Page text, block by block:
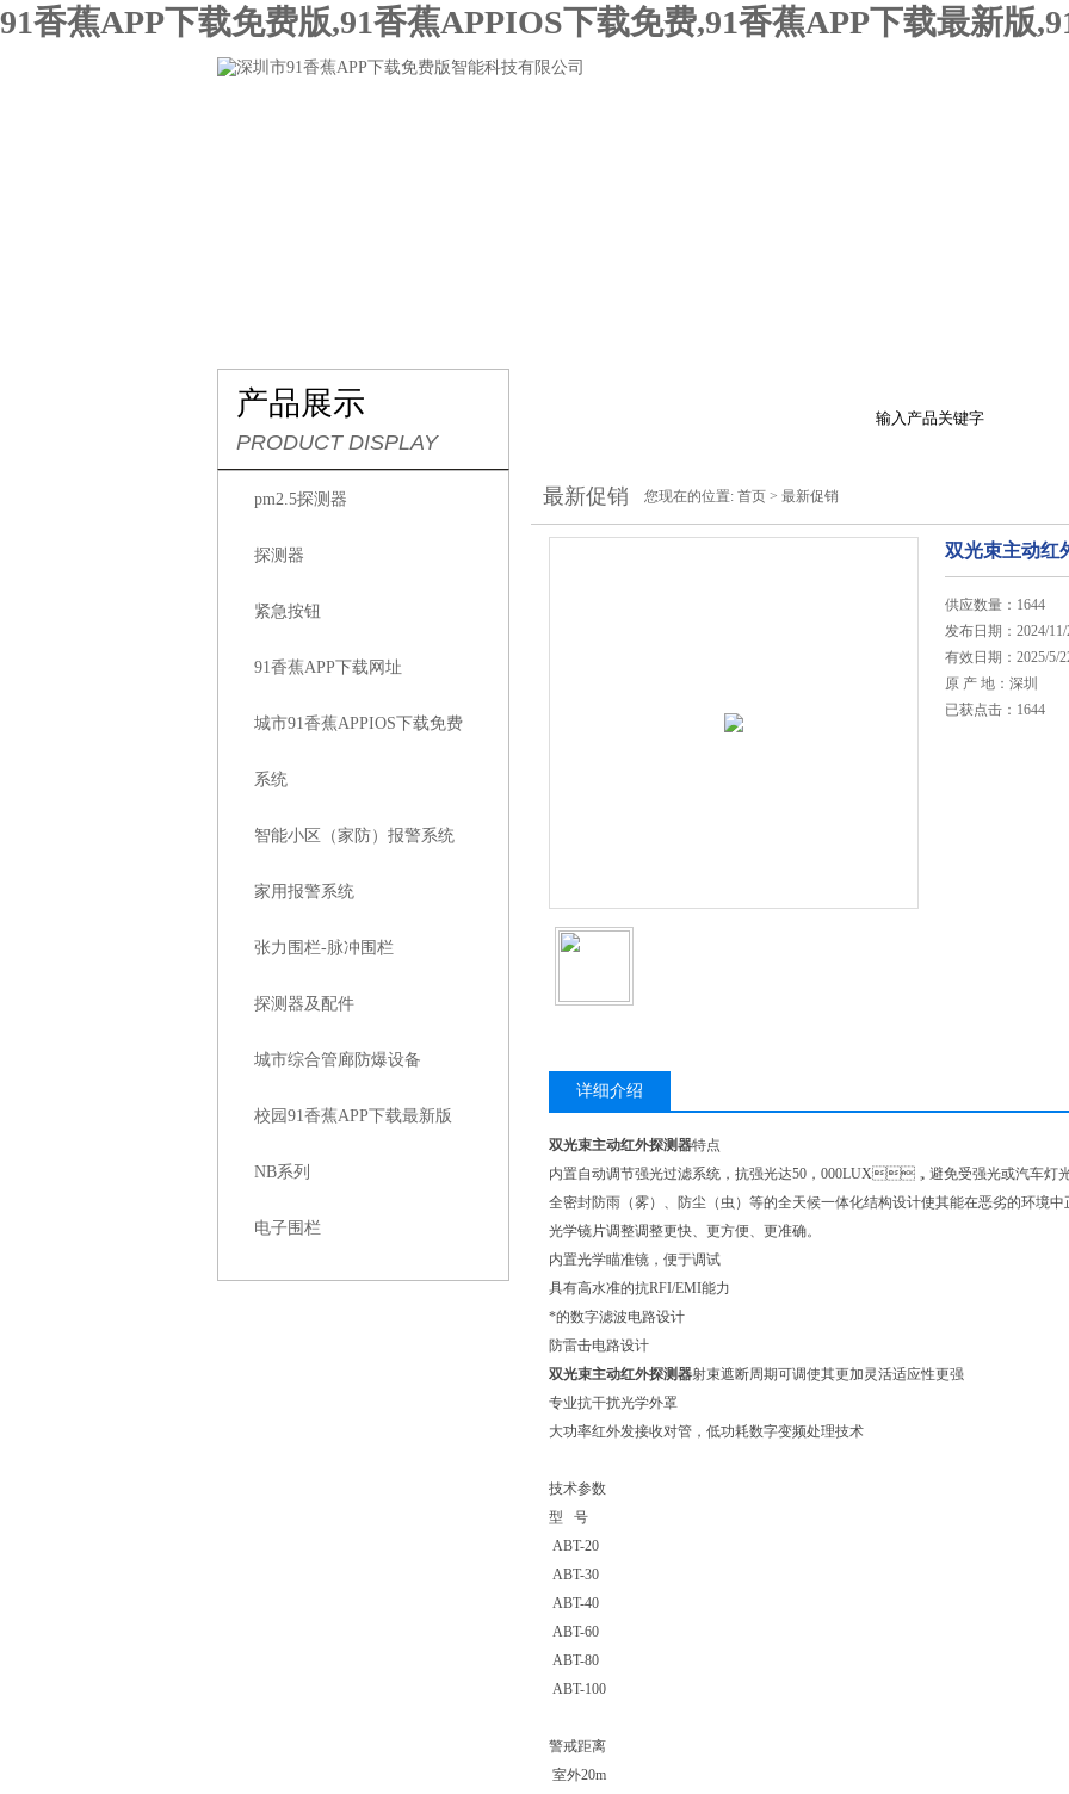
91香蕉APP下载免费版,91香蕉APPIOS下载免费,91香蕉APP下载最新版
产品展示
PRODUCT DISPLAY
pm2.5探测器
探测器
紧急按钮
91香蕉APP下载网址
城市91香蕉APPIOS下载免费
系统
智能小区（家防）报警系统
家用报警系统
张力围栏-脉冲围栏
探测器及配件
城市综合管廊防爆设备
校园91香蕉APP下载最新版
NB系列
电子围栏
最新促销 您现在的位置: 首页 > 最新促销
双光束主动红
供应数量：1644
发布日期：2024/
有效日期：2025/5/
原 产 地：深圳
已获点击：1644
详细介绍
双光束主动红外探测器特点
内置自动调节强光过滤系统，抗强光达50，000LUX，避免受强光或汽车灯
全密封防雨（雾）、防尘（虫）等的全天候一体化结构设计使其能在恶劣的环境
光学镜片调整调整更快、更方便、更准确。
内置光学瞄准镜，便于调试
具有高水准的抗RFI/EMI能力
*的数字滤波电路设计
防雷击电路设计
双光束主动红外探测器射束遮断周期可调使其更加灵活适应性更强
专业抗干扰光学外罩
大功率红外发接收对管，低功耗数字变频处理技术
技术参数
型 号
ABT-20
ABT-30
ABT-40
ABT-60
ABT-80
ABT-100
警戒距离
室外20m